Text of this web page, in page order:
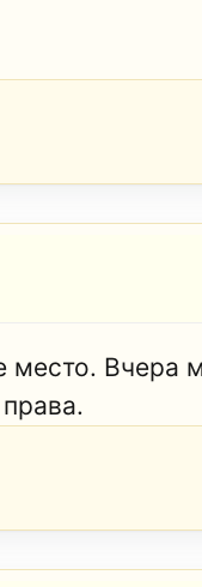
место. Вчера